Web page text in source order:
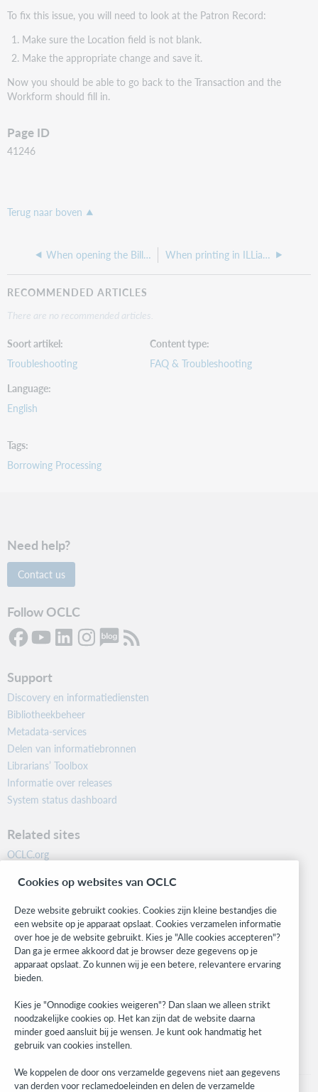
To fix this issue, you will need to look at the Patron Record:
Make sure the Location field is not blank.
Make the appropriate change and save it.
Now you should be able to go back to the Transaction and the
Workform should fill in.
Page ID
41246
Terug naar boven
When opening the Billing Manager you are getting the error message that you are Unable to locate a logon settings file When printing in ILLiad, how do I know what fields are coming from the Local Info table so I can make updates to the Local info table to update the output?
RECOMMENDED ARTICLES
There are no recommended articles.
Soort artikel
Troubleshooting
Content type
FAQ & Troubleshooting
Language
English
Tags
Borrowing Processing
Need help?
Contact us
Follow OCLC
Support
Discovery en informatiediensten
Bibliotheekbeheer
Metadata-services
Delen van informatiebronnen
Librarians’ Toolbox
Informatie over releases
System status dashboard
Related sites
OCLC.org
Community
Research
WebJunction
Developer Network
Stay in the know.
Get the latest product updates, research, events, and much more—
right to your inbox.
Subscribe now
Cookies op websites van OCLC
Deze website gebruikt cookies. Cookies zijn kleine bestandjes die
een website op je apparaat opslaat. Cookies verzamelen informatie
over hoe je de website gebruikt. Kies je "Alle cookies accepteren"?
Dan ga je ermee akkoord dat je browser deze gegevens op je
apparaat opslaat. Zo kunnen wij je een betere, relevantere ervaring
bieden.
Kies je "Onnodige cookies weigeren"? Dan slaan we alleen strikt
noodzakelijke cookies op. Het kan zijn dat de website daarna
minder goed aansluit bij je wensen. Je kunt ook handmatig het
gebruik van cookies instellen.
We koppelen de door ons verzamelde gegevens niet aan gegevens
van derden voor reclamedoeleinden en delen de verzamelde